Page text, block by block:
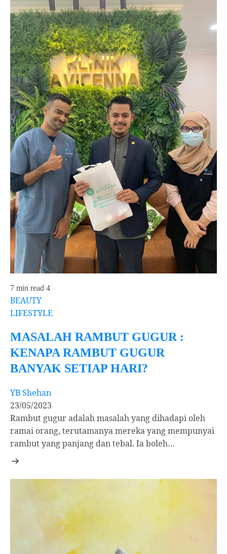
7 min read 4
BEAUTY
LIFESTYLE
MASALAH RAMBUT GUGUR :
KENAPA RAMBUT GUGUR
BANYAK SETIAP HARI?
YB Shehan
23/05/2023
Rambut gugur adalah masalah yang dihadapi oleh
ramai orang, terutamanya mereka yang mempunyai
rambut yang panjang dan tebal. Ia boleh…